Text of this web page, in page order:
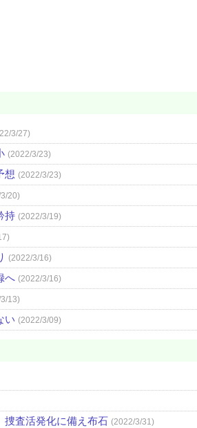
3/27)
(2022/3/23)
想 (2022/3/23)
20)
持 (2022/3/19)
(2022/3/16)
へ (2022/3/16)
13)
い (2022/3/09)
捜査活発化に備え布石 (2022/3/31)